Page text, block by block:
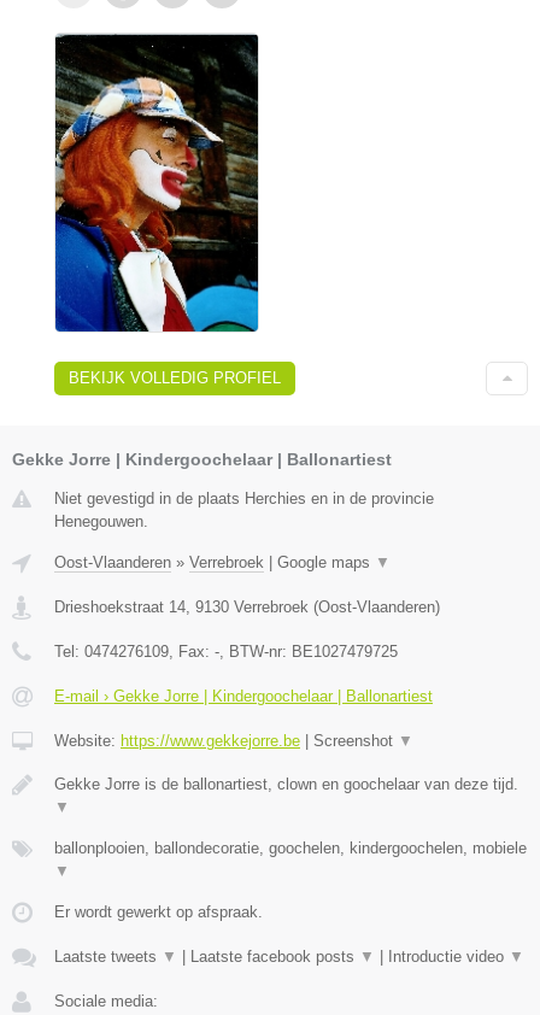
BEKIJK VOLLEDIG PROFIEL
Gekke Jorre | Kindergoochelaar | Ballonartiest
Niet gevestigd in de plaats Herchies en in de provincie
Henegouwen.
Oost-Vlaanderen » Verrebroek Google maps ▼
Drieshoekstraat 14, 9130 Verrebroek (Oost-Vlaanderen)
Tel: 0474276109, Fax: -, BTW-nr: BE1027479725
E-mail › Gekke Jorre | Kindergoochelaar | Ballonartiest
Website: https://www.gekkejorre.be Screenshot ▼
Gekke Jorre is de ballonartiest, clown en goochelaar van deze tijd.
▼
ballonplooien, ballondecoratie, goochelen, kindergoochelen, mobiele
▼
Er wordt gewerkt op afspraak.
Laatste tweets ▼ Laatste facebook posts ▼ Introductie video ▼
Sociale media: